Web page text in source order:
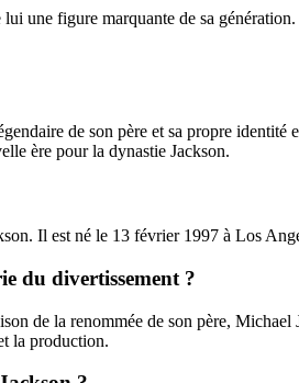
une figure marquante de sa
de son père et sa propre
ère pour la dynastie Jackson.
Il est né le 13 février 1997 à Los
du divertissement ?
de la renommée de son père,
la production.